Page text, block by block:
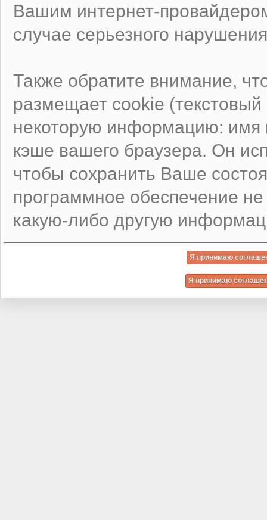
Вашим интернет-
случае серьезного
Также обратите внимание,
размещает cookie
некоторую информацию: имя
кэше вашего браузера. Он
чтобы сохранить Ваше
программное обеспечение
какую-либо другую